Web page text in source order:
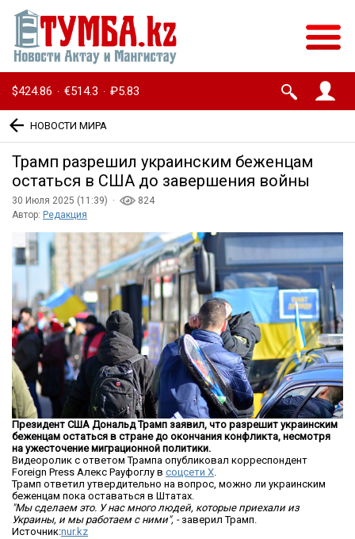
$424.86 · €514.3 · ₽5.83
НОВОСТИ МИРА
Трамп разрешил украинским беженцам
остаться в США до завершения войны
30 Июля 2025 (11:39) ·
824
Автор: Редакция
Президент США Дональд Трамп заявил, что разрешит украинским
беженцам остаться в стране до окончания конфликта, несмотря
на ужесточение миграционной политики.
Видеоролик с ответом Трампа опубликовал корреспондент
Foreign Press Алекс Рауфоглу в соцсети X.
Трамп ответил утвердительно на вопрос, можно ли украинским
беженцам пока оставаться в Штатах.
"Мы сделаем это. У нас много людей, которые приехали из
Украины, и мы работаем с ними", - заверил Трамп.
Источник:nur.kz